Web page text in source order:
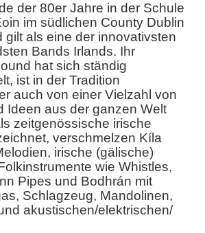
der 80er Jahre in der Schule
im südlichen County Dublin
gilt als eine der innovativsten
Bands Irlands. Ihr
hat sich ständig
ist in der Tradition
auch von einer Vielzahl von
Ideen aus der ganzen Welt
zeitgenössische irische
verschmelzen Kíla
irische (gälische)
wie Whistles,
Pipes und Bodhrán mit
Schlagzeug, Mandolinen,
akustischen/elektrischen/